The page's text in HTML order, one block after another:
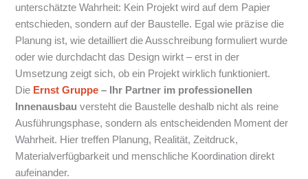
unterschätzte Wahrheit: Kein Projekt wird auf dem Papier
entschieden, sondern auf der Baustelle. Egal wie präzise die
Planung ist, wie detailliert die Ausschreibung formuliert wurde
oder wie durchdacht das Design wirkt – erst in der
Umsetzung zeigt sich, ob ein Projekt wirklich funktioniert.
Die Ernst Gruppe – Ihr Partner im professionellen
Innenausbau versteht die Baustelle deshalb nicht als reine
Ausführungsphase, sondern als entscheidenden Moment der
Wahrheit. Hier treffen Planung, Realität, Zeitdruck,
Materialverfügbarkeit und menschliche Koordination direkt
aufeinander.